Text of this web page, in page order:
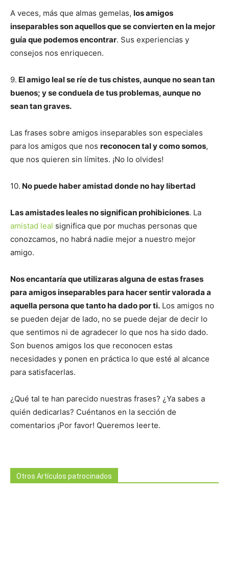
A veces, más que almas gemelas, los amigos
inseparables son aquellos que se convierten en la mejor
guía que podemos encontrar. Sus experiencias y
consejos nos enriquecen.
9. El amigo leal se ríe de tus chistes, aunque no sean tan
buenos; y se conduela de tus problemas, aunque no
sean tan graves.
Las frases sobre amigos inseparables son especiales
para los amigos que nos reconocen tal y como somos,
que nos quieren sin límites. ¡No lo olvides!
10. No puede haber amistad donde no hay libertad
Las amistades leales no significan prohibiciones. La
amistad leal significa que por muchas personas que
conozcamos, no habrá nadie mejor a nuestro mejor
amigo.
Nos encantaría que utilizaras alguna de estas frases
para amigos inseparables para hacer sentir valorada a
aquella persona que tanto ha dado por ti. Los amigos no
se pueden dejar de lado, no se puede dejar de decir lo
que sentimos ni de agradecer lo que nos ha sido dado.
Son buenos amigos los que reconocen estas
necesidades y ponen en práctica lo que esté al alcance
para satisfacerlas.
¿Qué tal te han parecido nuestras frases? ¿Ya sabes a
quién dedicarlas? Cuéntanos en la sección de
comentarios ¡Por favor! Queremos leerte.
Otros Artículos patrocinados